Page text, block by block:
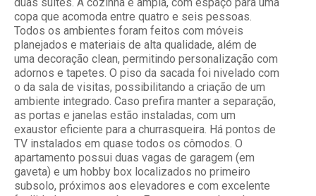
copa que acomoda entre quatro e seis pessoas.
Todos os ambientes foram feitos com móveis
planejados e materiais de alta qualidade, além de
uma decoração clean, permitindo personalização com
adornos e tapetes. O piso da sacada foi nivelado com
o da sala de visitas, possibilitando a criação de um
ambiente integrado. Caso prefira manter a separação,
as portas e janelas estão instaladas, com um
exaustor eficiente para a churrasqueira. Há pontos de
TV instalados em quase todos os cômodos. O
apartamento possui duas vagas de garagem (em
gaveta) e um hobby box localizados no primeiro
subsolo, próximos aos elevadores e com excelente